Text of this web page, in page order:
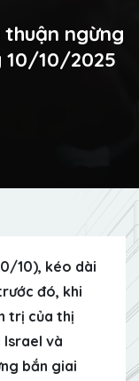
ngừng
10/10/2025
10), kéo dài
đó, khi
trị của thị
và
bắn giai